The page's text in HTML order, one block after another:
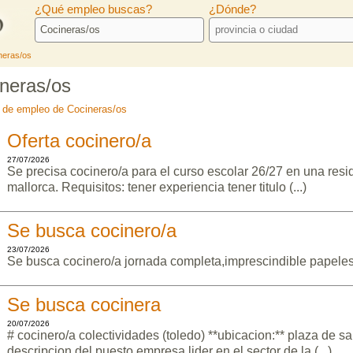
¿Qué empleo buscas? ¿Dónde?
os
os
empleo de Cocineras/os
Oferta cocinero/a
27/07/2026
Se precisa cocinero/a para el curso escolar 26/27 en una
mallorca. Requisitos: tener experiencia tener titulo (...)
Se busca cocinero/a
23/07/2026
Se busca cocinero/a jornada completa,imprescindible
Se busca cocinera
20/07/2026
# cocinero/a colectividades (toledo) **ubicacion:** plaza de